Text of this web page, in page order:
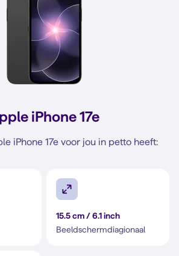
iPhone 17e
iPhone 17e voor jou in petto heeft:
15.5 cm / 6.1 inch
Beeldschermdiagionaal